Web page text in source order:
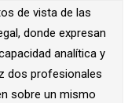
de vista de las
donde expresan
analítica y
dos profesionales
sobre un mismo